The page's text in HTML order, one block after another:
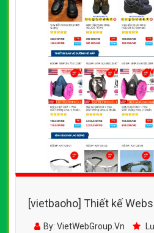
[vietbaoho] Thiết kế
động - baohovietnamcom
By: VietWebGroup.Vn